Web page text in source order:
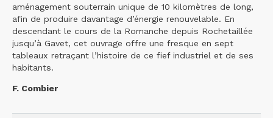
aménagement souterrain unique de 10 kilomètres de long,
afin de produire davantage d’énergie renouvelable. En
descendant le cours de la Romanche depuis Rochetaillée
jusqu’à Gavet, cet ouvrage offre une fresque en sept
tableaux retraçant l’histoire de ce fief industriel et de ses
habitants.
F. Combier